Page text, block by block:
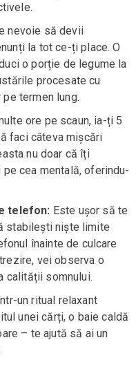
nevoie să devii
la tot ce-ți place. O
o porție de legume la
procesate cu
termen lung.
ore pe scaun, ia-ți 5
faci câteva mișcări
nu doar că îți
cea mentală, oferindu-
telefon: Este ușor să te
stabilești niște limite
înainte de culcare
vei observa o
calității somnului.
un ritual relaxant
unei cărți, o baie caldă
– te ajută să ai un